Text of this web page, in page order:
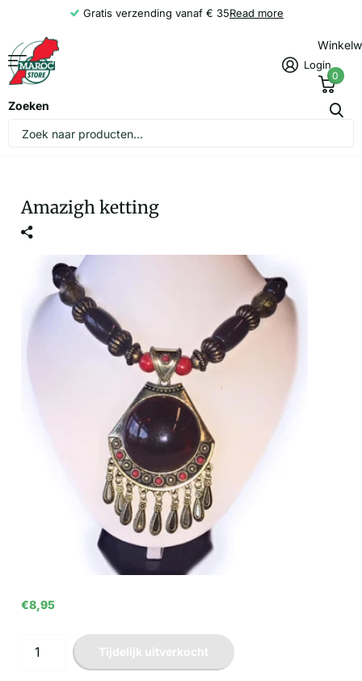
Gratis verzending vanaf € 35Read more
Zoeken
Login
0
Amazigh ketting
€8,95
Tijdelijk uitverkocht